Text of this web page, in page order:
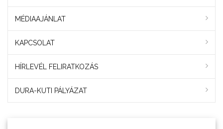
MÉDIAAJÁNLAT
KAPCSOLAT
HÍRLEVÉL FELIRATKOZÁS
DURA-KUTI PÁLYÁZAT